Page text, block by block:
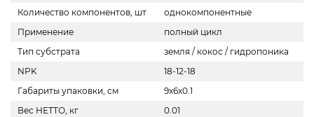
Количество компонентов, шт
однокомпонентные
Применение
полный цикл
Тип субстрата
земля / кокос / гидропоника
NPK
18-12-18
Габариты упаковки, см
9х6х0.1
Вес НЕТТО, кг
0.01